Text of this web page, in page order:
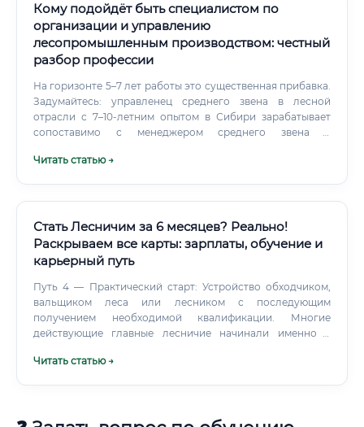
понимать технологию производства, свойства
древесины, металла, ткани и пластика, разбираться в
стилях интерьера, знать законы цвета и композиции.
Кому подойдёт быть специалистом по
организации и управлению
лесопромышленным производством: честный
разбор профессии
На горизонте 5–7 лет работы это существенная прибавка.
Задумайтесь: управленец среднего звена в лесной
отрасли с 7–10-летним опытом в Сибири зарабатывает
сопоставимо с менеджером среднего звена в
стоимости жизни. Где учиться на специалиста по
Читать статью →
Стать Лесничим за 6 месяцев? Реально!
Раскрываем все карты: зарплаты, обучение и
карьерный путь
Путь 4 — Практический старт: Устройство обходчиком,
вальщиком леса или лесником с последующим
получением необходимой квалификации. Многие
действующие главные лесничие начинали именно с
трудоустройства Перечень документов при
Читать статью →